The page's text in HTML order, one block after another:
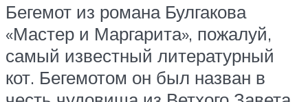
Бегемот из романа Булгакова
«Мастер и Маргарита», пожалуй,
самый известный литературный
кот. Бегемотом он был назван в